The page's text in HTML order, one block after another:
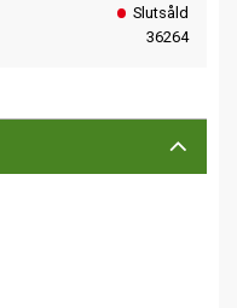
Slutsåld
36264